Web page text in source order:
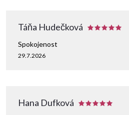
Táňa Hudečková
29.7.2026
Spokojenost
Hana Dufková